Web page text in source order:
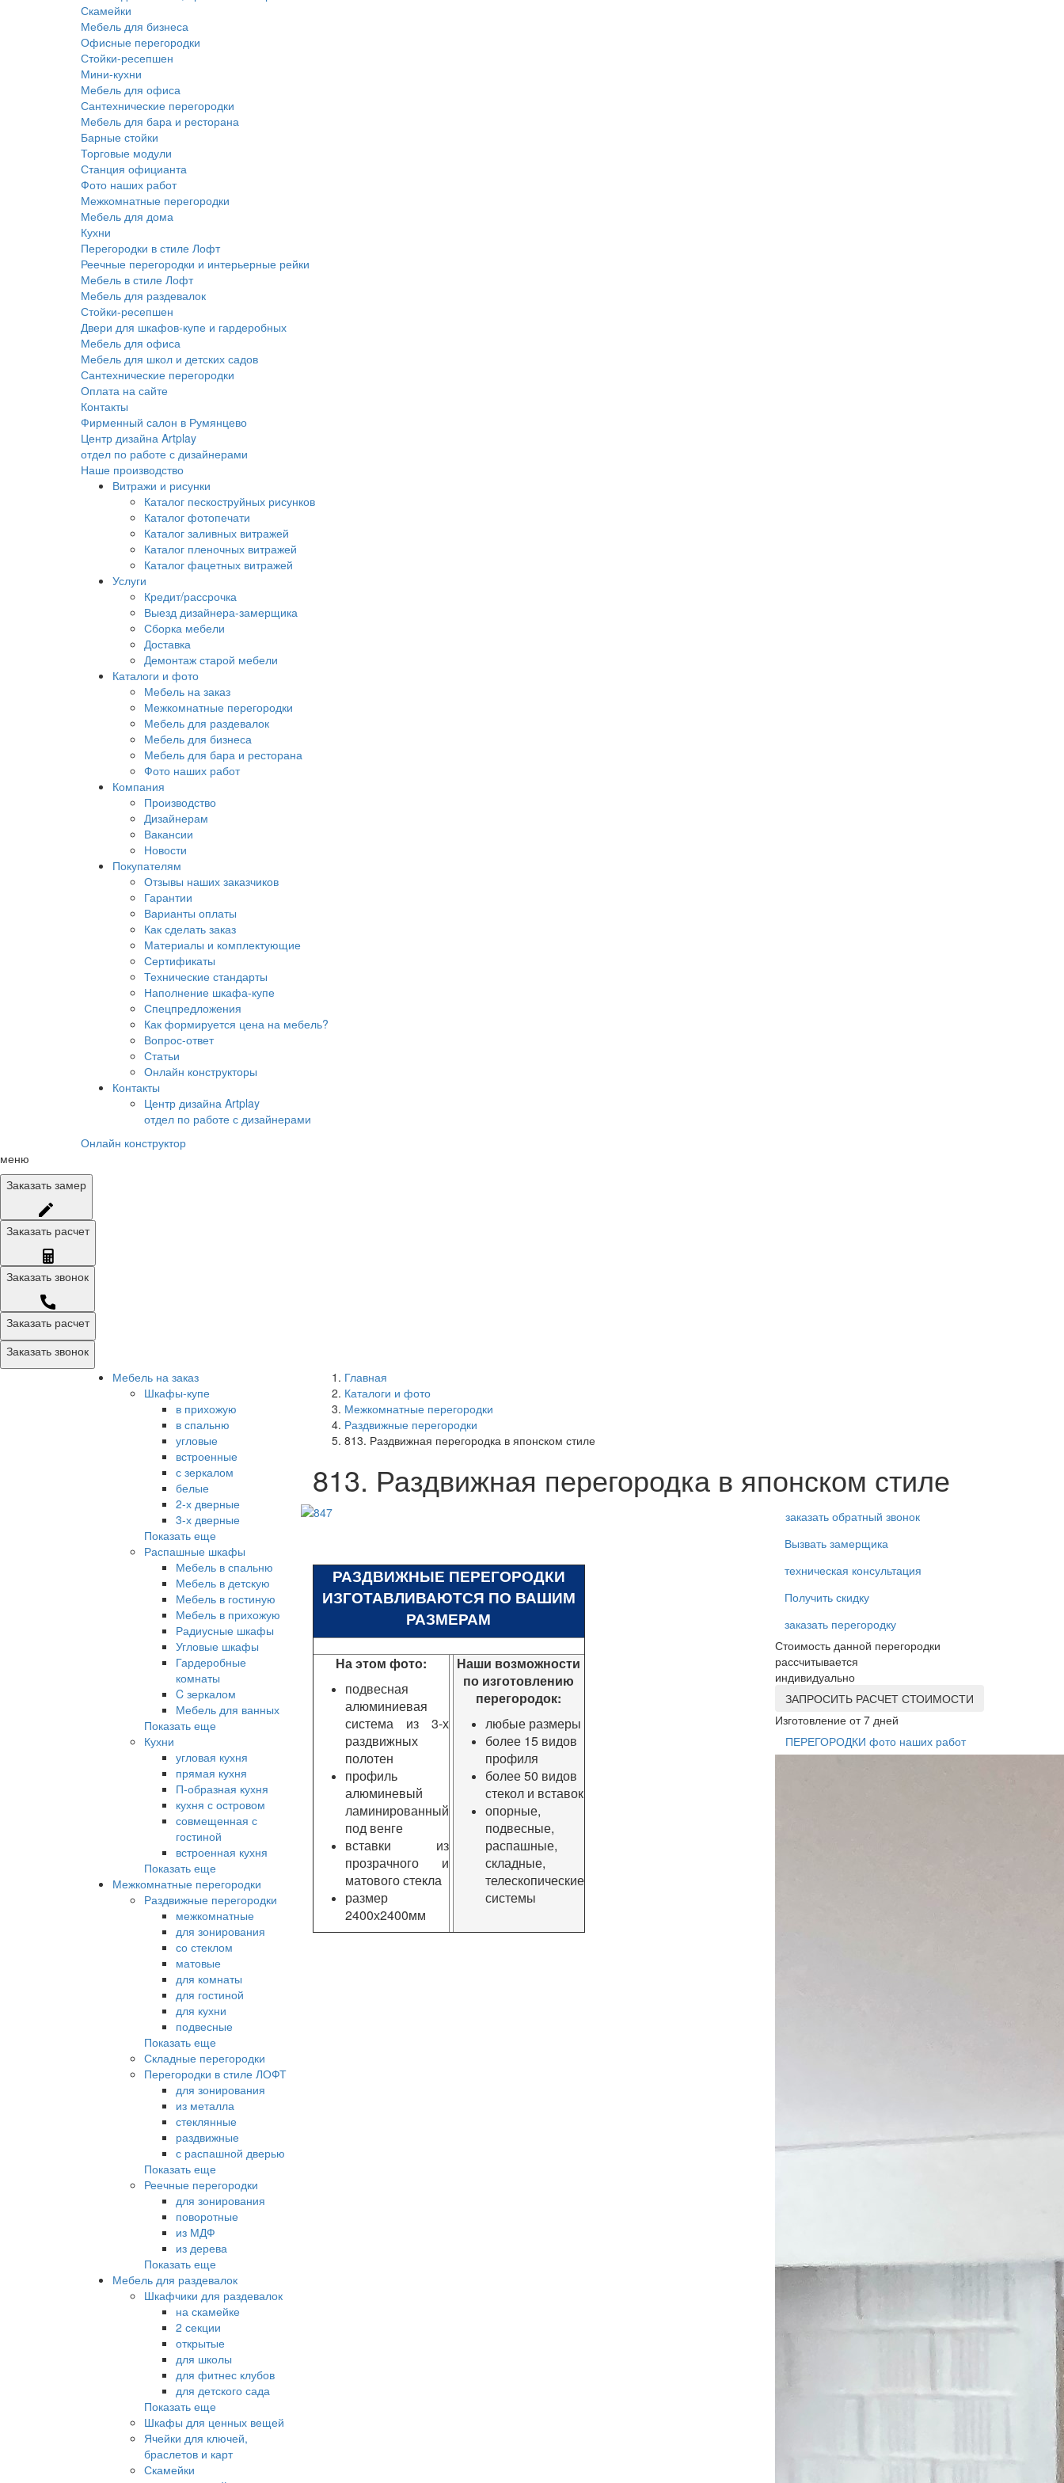
Скамейки
Мебель для бизнеса
Офисные перегородки
Стойки-ресепшен
Мини-кухни
Мебель для офиса
Сантехнические перегородки
Мебель для бара и ресторана
Барные стойки
Торговые модули
Станция официанта
Фото наших работ
Межкомнатные перегородки
Мебель для дома
Кухни
Перегородки в стиле Лофт
Реечные перегородки и интерьерные рейки
Мебель в стиле Лофт
Мебель для раздевалок
Стойки-ресепшен
Двери для шкафов-купе и гардеробных
Мебель для офиса
Мебель для школ и детских садов
Сантехнические перегородки
Оплата на сайте
Контакты
Фирменный салон в Румянцево
Центр дизайна Artplay
отдел по работе с дизайнерами
Наше производство
Витражи и рисунки
Каталог пескоструйных рисунков
Каталог фотопечати
Каталог заливных витражей
Каталог пленочных витражей
Каталог фацетных витражей
Услуги
Кредит/рассрочка
Выезд дизайнера-замерщика
Сборка мебели
Доставка
Демонтаж старой мебели
Каталоги и фото
Мебель на заказ
Межкомнатные перегородки
Мебель для раздевалок
Мебель для бизнеса
Мебель для бара и ресторана
Фото наших работ
Компания
Производство
Дизайнерам
Вакансии
Новости
Покупателям
Отзывы наших заказчиков
Гарантии
Варианты оплаты
Как сделать заказ
Материалы и комплектующие
Сертификаты
Технические стандарты
Наполнение шкафа-купе
Спецпредложения
Как формируется цена на мебель?
Вопрос-ответ
Статьи
Онлайн конструкторы
Контакты
Центр дизайна Artplay
отдел по работе с дизайнерами
Онлайн конструктор
меню
Заказать замер
Заказать расчет
Заказать звонок
Заказать расчет
Заказать звонок
Мебель на заказ
Шкафы-купе
в прихожую
в спальню
угловые
встроенные
с зеркалом
белые
2-х дверные
3-х дверные
Показать еще
Распашные шкафы
Мебель в спальню
Мебель в детскую
Мебель в гостиную
Мебель в прихожую
Радиусные шкафы
Угловые шкафы
Гардеробные
комнаты
C зеркалом
Мебель для ванных
Показать еще
Кухни
угловая кухня
прямая кухня
П-образная кухня
кухня с островом
совмещенная с
гостиной
встроенная кухня
Показать еще
Межкомнатные перегородки
Раздвижные перегородки
межкомнатные
для зонирования
со стеклом
матовые
для комнаты
для гостиной
для кухни
подвесные
Показать еще
Складные перегородки
Перегородки в стиле ЛОФТ
для зонирования
из металла
стеклянные
раздвижные
с распашной дверью
Показать еще
Реечные перегородки
для зонирования
поворотные
из МДФ
из дерева
Показать еще
Мебель для раздевалок
Шкафчики для раздевалок
на скамейке
2 секции
открытые
для школы
для фитнес клубов
для детского сада
Показать еще
Шкафы для ценных вещей
Ячейки для ключей,
браслетов и карт
Скамейки
Главная
Каталоги и фото
Межкомнатные перегородки
Раздвижные перегородки
813. Раздвижная перегородка в японском стиле
813. Раздвижная перегородка в японском стиле
РАЗДВИЖНЫЕ ПЕРЕГОРОДКИ
ИЗГОТАВЛИВАЮТСЯ ПО ВАШИМ
РАЗМЕРАМ
На этом фото:
подвесная
алюминиевая
система из 3-х
раздвижных
полотен
профиль
алюминевый
ламинированный
под венге
вставки из
прозрачного и
матового стекла
размер
2400х2400мм
Наши возможности
по изготовлению
перегородок:
любые размеры
более 15 видов
профиля
более 50 видов
стекол и вставок
опорные,
подвесные,
распашные,
складные,
телескопические
системы
заказать обратный звонок
Вызвать замерщика
техническая консультация
Получить скидку
заказать перегородку
Стоимость данной перегородки
рассчитывается
индивидуально
ЗАПРОСИТЬ РАСЧЕТ СТОИМОСТИ
Изготовление от 7 дней
ПЕРЕГОРОДКИ фото наших работ